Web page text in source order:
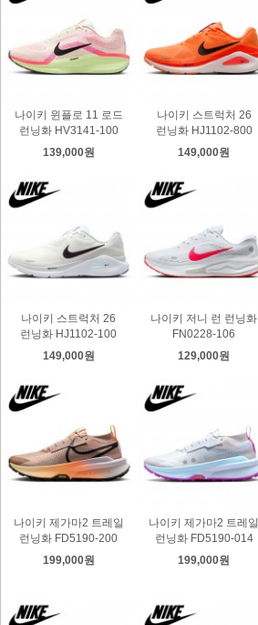
나이키 윈플로 11 로드
런닝화 HV3141-100
139,000원
나이키 스트럭처 26
런닝화 HJ1102-800
149,000원
나이키 스트럭처 26
런닝화 HJ1102-100
149,000원
나이키 저니 런 런닝화
FN0228-106
129,000원
나이키 제가마2 트레일
런닝화 FD5190-200
199,000원
나이키 제가마2 트레일
런닝화 FD5190-014
199,000원